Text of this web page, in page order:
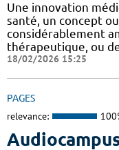
Une innovation
santé, un concept
considérablement
thérapeutique, ou
18/02/2026 15:25
PAGES
relevance: